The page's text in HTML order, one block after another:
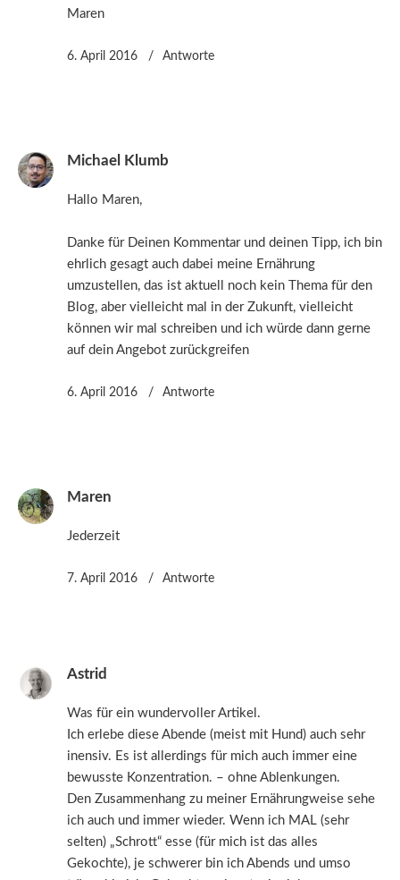
Maren
6. April 2016 Antworte
Michael Klumb
Hallo Maren,
Danke für Deinen Kommentar und deinen Tipp, ich bin
ehrlich gesagt auch dabei meine Ernährung
umzustellen, das ist aktuell noch kein Thema für den
Blog, aber vielleicht mal in der Zukunft, vielleicht
können wir mal schreiben und ich würde dann gerne
auf dein Angebot zurückgreifen
6. April 2016 Antworte
Maren
Jederzeit
7. April 2016 Antworte
Astrid
Was für ein wundervoller Artikel.
Ich erlebe diese Abende (meist mit Hund) auch sehr
inensiv. Es ist allerdings für mich auch immer eine
bewusste Konzentration. – ohne Ablenkungen.
Den Zusammenhang zu meiner Ernährungweise sehe
ich auch und immer wieder. Wenn ich MAL (sehr
selten) „Schrott“ esse (für mich ist das alles
Gekochte), je schwerer bin ich Abends und umso